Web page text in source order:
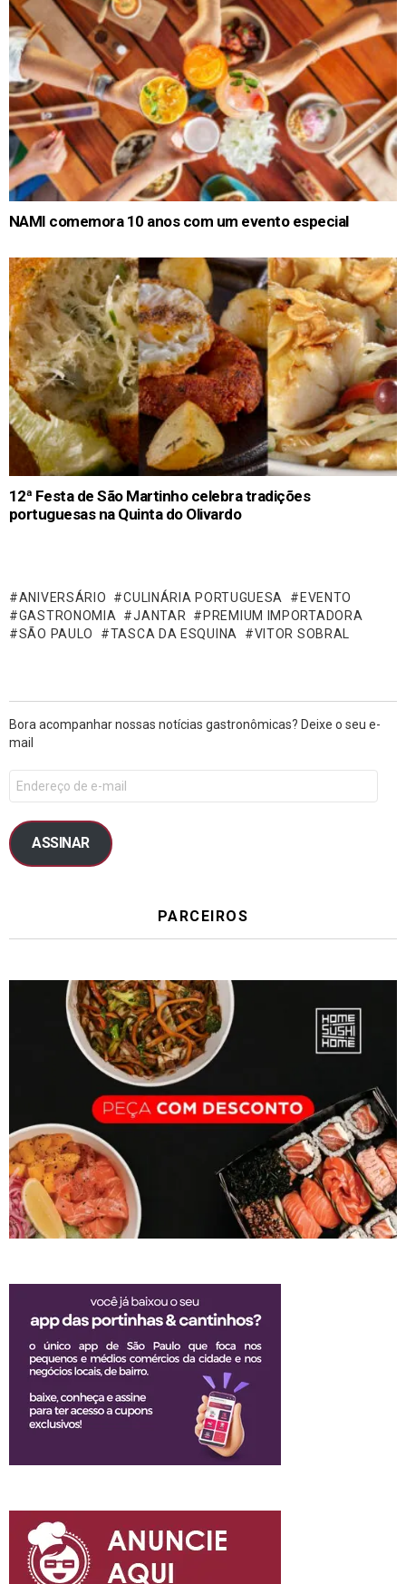
NAMI comemora 10 anos com um evento especial
12ª Festa de São Martinho celebra tradições
portuguesas na Quinta do Olivardo
ANIVERSÁRIO CULINÁRIA PORTUGUESA
EVENTO
GASTRONOMIA
JANTAR
PREMIUM IMPORTADORA
SÃO PAULO
TASCA DA ESQUINA VITOR SOBRAL
Bora acompanhar nossas notícias gastronômicas? Deixe o seu e-
mail
ASSINAR
PARCEIROS